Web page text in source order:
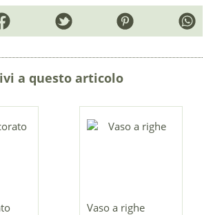
a questo articolo
Vaso a righe